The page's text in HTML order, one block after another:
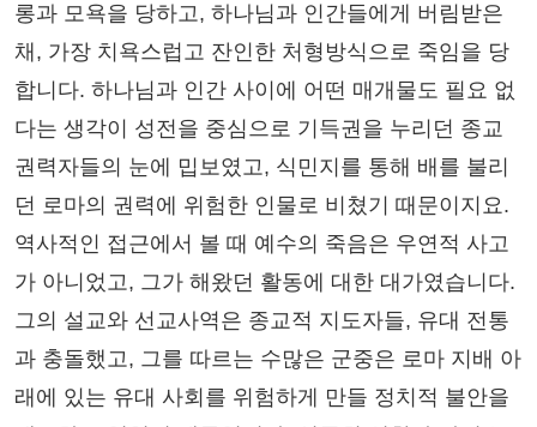
롱과 모욕을 당하고, 하나님과 인간들에게 버림받은
채, 가장 치욕스럽고 잔인한 처형방식으로 죽임을 당
합니다. 하나님과 인간 사이에 어떤 매개물도 필요 없
다는 생각이 성전을 중심으로 기득권을 누리던 종교
권력자들의 눈에 밉보였고, 식민지를 통해 배를 불리
던 로마의 권력에 위험한 인물로 비쳤기 때문이지요.
역사적인 접근에서 볼 때 예수의 죽음은 우연적 사고
가 아니었고, 그가 해왔던 활동에 대한 대가였습니다.
그의 설교와 선교사역은 종교적 지도자들, 유대 전통
과 충돌했고, 그를 따르는 수많은 군중은 로마 지배 아
래에 있는 유대 사회를 위험하게 만들 정치적 불안을